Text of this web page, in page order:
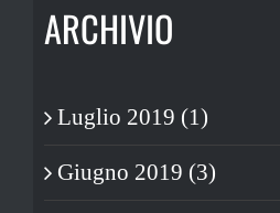
ARCHIVIO
Luglio 2019 (1)
Giugno 2019 (3)